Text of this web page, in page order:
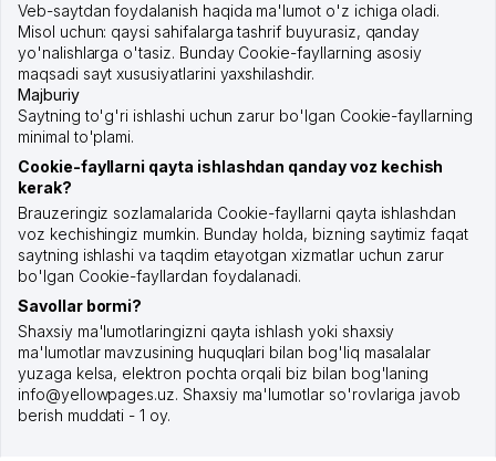
Veb-saytdan foydalanish haqida ma'lumot o'z ichiga oladi.
Misol uchun: qaysi sahifalarga tashrif buyurasiz, qanday
yo'nalishlarga o'tasiz. Bunday Cookie-fayllarning asosiy
maqsadi sayt xususiyatlarini yaxshilashdir.
Majburiy
Saytning to'g'ri ishlashi uchun zarur bo'lgan Cookie-fayllarning
minimal to'plami.
Cookie-fayllarni qayta ishlashdan qanday voz kechish
kerak?
Brauzeringiz sozlamalarida Cookie-fayllarni qayta ishlashdan
voz kechishingiz mumkin. Bunday holda, bizning saytimiz faqat
saytning ishlashi va taqdim etayotgan xizmatlar uchun zarur
bo'lgan Cookie-fayllardan foydalanadi.
Savollar bormi?
Shaxsiy ma'lumotlaringizni qayta ishlash yoki shaxsiy
ma'lumotlar mavzusining huquqlari bilan bog'liq masalalar
yuzaga kelsa, elektron pochta orqali biz bilan bog'laning
info@yellowpages.uz. Shaxsiy ma'lumotlar so'rovlariga javob
berish muddati - 1 oy.